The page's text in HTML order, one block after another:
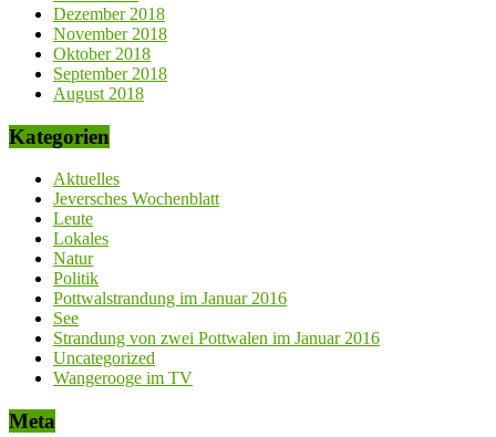
Dezember 2018
November 2018
Oktober 2018
September 2018
August 2018
Kategorien
Aktuelles
Jeversches Wochenblatt
Leute
Lokales
Natur
Politik
Pottwalstrandung im Januar 2016
See
Strandung von zwei Pottwalen im Januar 2016
Uncategorized
Wangerooge im TV
Meta